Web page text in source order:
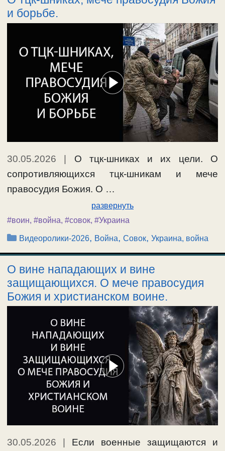
и борьбе.
30.05.2026 | О тцк-шниках и их цели. О
сопротивляющихся тцк-шникам и мече
правосудия Божия. О …
развернуть
#воин, #война, #совок, #Украина
Рубрики
Видеоролики-2026, Война,Совок,Украина, война
О вине нападающих и вине
защищающихся. О мече правосудия
Божия и христианском воине.
30.05.2026 | Если военные защищаются и